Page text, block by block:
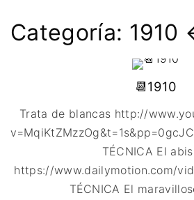
🔴CINE DOCUMENTAL
🔴CINE NEGRO /
ESPIONAJE
🔴DRAMA
🔴ÉPICO / MITOLÓGICO
🔴EXPERIMENTOS
🔴FANTÁSTICO
🔴MUSICAL
🌏 ASIA
🌍 EUROPA
🌏 OCEANIA
🎒 TALLERES
ONLINE
🖥️ SERVICIOS DE
COMPUTACIÓN
🌐 DISEÑO WEB
📧 CONTACTO
🪪 TARJETA DIGITAL
📀
Categoría: 1910
📆1910
Trata de blancas http://
TÉCNICA El
https://www.dailymotion.com/
TÉCNICA El